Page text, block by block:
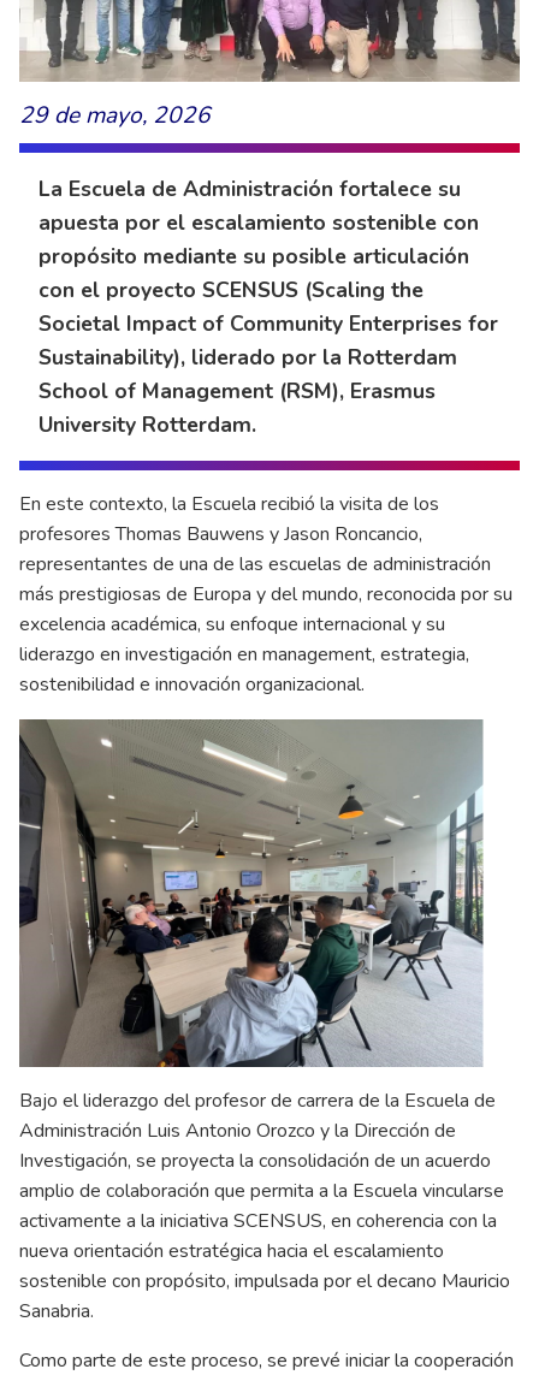
29 de mayo, 2026
La Escuela de Administración fortalece su
apuesta por el escalamiento sostenible con
propósito mediante su posible articulación
con el proyecto SCENSUS (Scaling the
Societal Impact of Community Enterprises for
Sustainability), liderado por la Rotterdam
School of Management (RSM), Erasmus
University Rotterdam.
En este contexto, la Escuela recibió la visita de los
profesores Thomas Bauwens y Jason Roncancio,
representantes de una de las escuelas de administración
más prestigiosas de Europa y del mundo, reconocida por su
excelencia académica, su enfoque internacional y su
liderazgo en investigación en management, estrategia,
sostenibilidad e innovación organizacional.
Bajo el liderazgo del profesor de carrera de la Escuela de
Administración Luis Antonio Orozco y la Dirección de
Investigación, se proyecta la consolidación de un acuerdo
amplio de colaboración que permita a la Escuela vincularse
activamente a la iniciativa SCENSUS, en coherencia con la
nueva orientación estratégica hacia el escalamiento
sostenible con propósito, impulsada por el decano Mauricio
Sanabria.
Como parte de este proceso, se prevé iniciar la cooperación